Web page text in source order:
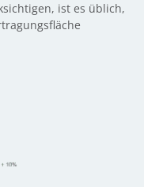
ist es üblich,